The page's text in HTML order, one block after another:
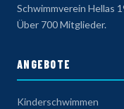
Schwimmverein Hellas
Über 700 Mitglieder.
ANGEBOTE
Kinderschwimmen